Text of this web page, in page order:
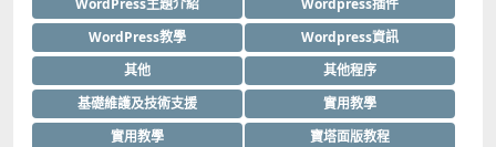
WordPress教學
Wordpress資訊
其他
其他程序
基礎維護及技術支援
實用教學
實用教學
寶塔面版教程